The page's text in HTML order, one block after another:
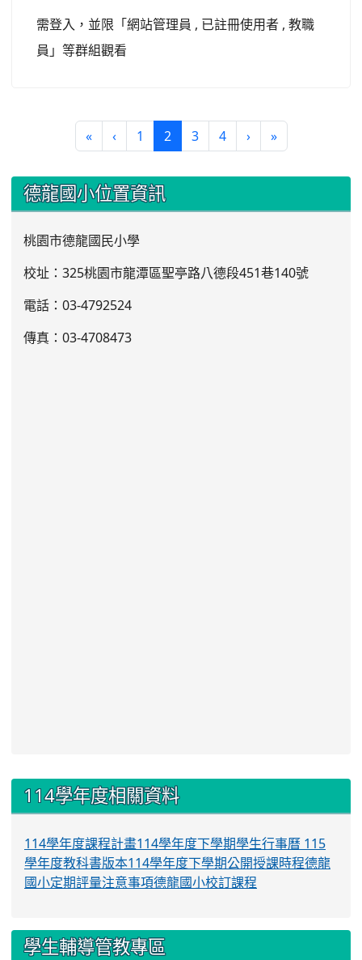
需登入，並限「網站管理員 , 已註冊使用者 , 教職
員」等群組觀看
« ‹ 1 2(current)
3 4 › »
::: 德龍國小位置資訊
桃園市德龍國民小學
校址：325桃園市龍潭區聖亭路八德段451巷140號
電話：03-4792524
傳真：03-4708473
::: 114學年度相關資料
114學年度課程計畫114學年度下學期學生行事曆 115
學年度教科書版本114學年度下學期公開授課時程德龍
國小定期評量注意事項德龍國小校訂課程
學生輔導管教專區